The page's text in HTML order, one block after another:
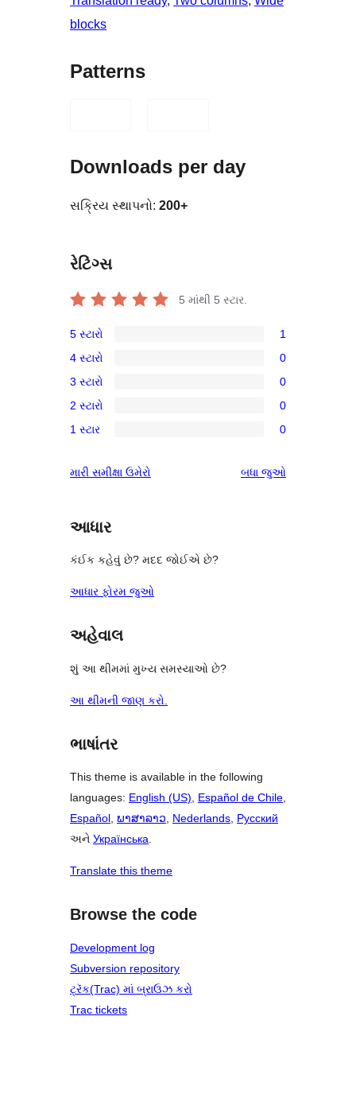
blocks
Patterns
Downloads per day
સક્રિય સ્થાપનો: 200+
રેટિંગ્સ
5 માંથી 5 સ્ટાર.
5-
સ્ટાર
સમીક્ષા
5 સ્ટારો 1
4-
સ્ટાર
સમીક્ષાઓ
4 સ્ટારો 0
3-
સ્ટાર
3 સ્ટારો 0
2-
સમીક્ષાઓ
2 સ્ટારો 0
સ્ટાર
1 સ્ટાર 0
મારી સમીક્ષા ઉમેરો બધા સમીક્ષાઓ
જુઓ
આધાર
કંઈક કહેવું છે? મદદ જોઈએ છે?
આધાર ફોરમ જુઓ
અહેવાલ
શું આ થીમમાં મુખ્ય સમસ્યાઓ છે?
આ થીમની જાણ કરો.
ભાષાંતર
This theme is available in the following
languages: English (US), Español de Chile,
Español, ພາສາລາວ, Nederlands, Русский
અને Українська.
Translate this theme
Browse the code
Development log
Subversion repository
ટ્રૅક(Trac) માં બ્રાઉઝ કરો
Trac tickets